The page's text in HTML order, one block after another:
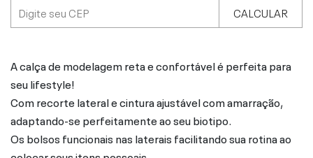
CALCULAR
A calça de modelagem reta e confortável é perfeita para
seu lifestyle!
Com recorte lateral e cintura ajustável com amarração,
adaptando-se perfeitamente ao seu biotipo.
Os bolsos funcionais nas laterais facilitando sua rotina ao